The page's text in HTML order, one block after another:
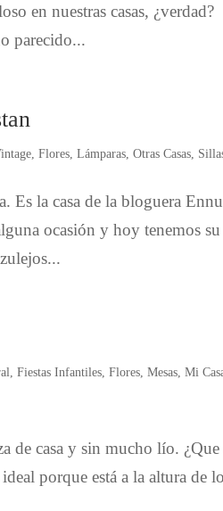
en nuestras casas, ¿verdad?
parecido...
,Flores ,Lámparas ,Otras Casas
Es la casa de la bloguera
ocasión y hoy tenemos su
,Fiestas Infantiles ,Flores ,Mesas ,Mi
de casa y sin mucho lío. ¿Que
porque está a la altura de